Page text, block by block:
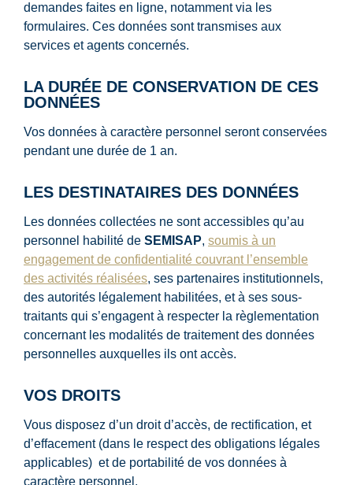
demandes faites en ligne, notamment via les
formulaires. Ces données sont transmises aux
services et agents concernés.
LA DURÉE DE CONSERVATION DE CES
DONNÉES
Vos données à caractère personnel seront conservées
pendant une durée de 1 an.
LES DESTINATAIRES DES DONNÉES
Les données collectées ne sont accessibles qu’au
personnel habilité de SEMISAP, soumis à un
engagement de confidentialité couvrant l’ensemble
des activités réalisées, ses partenaires institutionnels,
des autorités légalement habilitées, et à ses sous-
traitants qui s’engagent à respecter la règlementation
concernant les modalités de traitement des données
personnelles auxquelles ils ont accès.
VOS DROITS
Vous disposez d’un droit d’accès, de rectification, et
d’effacement (dans le respect des obligations légales
applicables) et de portabilité de vos données à
caractère personnel.